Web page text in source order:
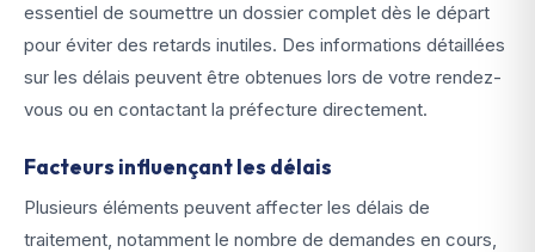
essentiel de soumettre un dossier complet dès le départ
pour éviter des retards inutiles. Des informations détaillées
sur les délais peuvent être obtenues lors de votre rendez-
vous ou en contactant la préfecture directement.
Facteurs influençant les délais
Plusieurs éléments peuvent affecter les délais de
traitement, notamment le nombre de demandes en cours,